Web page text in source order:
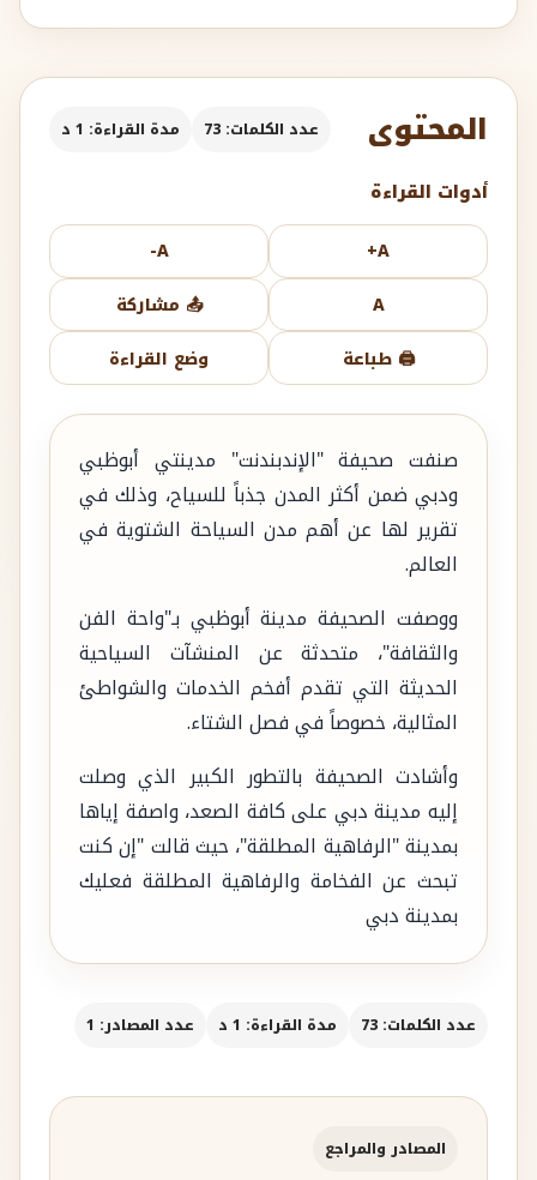
المحتوى عدد الكلمات: 73 مدة القراءة: 1 د
أدوات القراءة
A+
A-
A
📤 مشاركة
🖨️ طباعة
وضع القراءة
صنفت صحيفة "الإندبندنت" مدينتي أبوظبي
ودبي ضمن أكثر المدن جذباً للسياح، وذلك في
تقرير لها عن أهم مدن السياحة الشتوية في
العالم.
ووصفت الصحيفة مدينة أبوظبي بـ"واحة الفن
والثقافة"، متحدثة عن المنشآت السياحية
الحديثة التي تقدم أفخم الخدمات والشواطئ
المثالية، خصوصاً في فصل الشتاء.
وأشادت الصحيفة بالتطور الكبير الذي وصلت
إليه مدينة دبي على كافة الصعد، واصفة إياها
بمدينة "الرفاهية المطلقة"، حيث قالت "إن كنت
تبحث عن الفخامة والرفاهية المطلقة فعليك
بمدينة دبي
عدد الكلمات: 73 مدة القراءة: 1 د عدد المصادر: 1
المصادر والمراجع